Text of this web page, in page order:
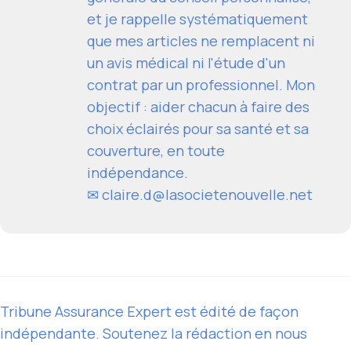
et je rappelle systématiquement
que mes articles ne remplacent ni
un avis médical ni l'étude d'un
contrat par un professionnel. Mon
objectif : aider chacun à faire des
choix éclairés pour sa santé et sa
couverture, en toute
indépendance.
✉ claire.d@lasocietenouvelle.net
Tribune Assurance Expert est édité de façon
indépendante. Soutenez la rédaction en nous